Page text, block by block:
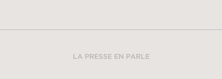
LA PRESSE EN PARLE